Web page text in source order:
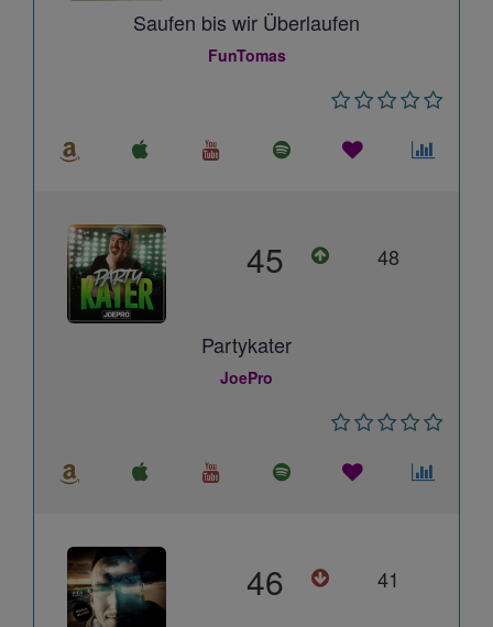
Saufen bis wir Überlaufen
FunTomas
45 48
Partykater
JoePro
46 41